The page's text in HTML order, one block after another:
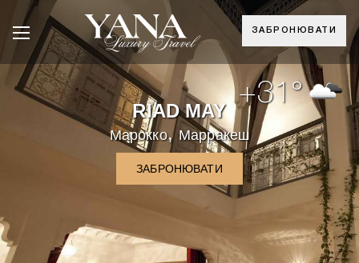
ЗАБРОНЮВАТИ
+31°
RIAD MAY
Марокко,Марракеш
ЗАБРОНЮВАТИ